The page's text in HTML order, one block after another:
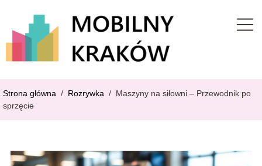
Strona główna / Rozrywka / Maszyny na siłowni – Przewodnik po
sprzęcie